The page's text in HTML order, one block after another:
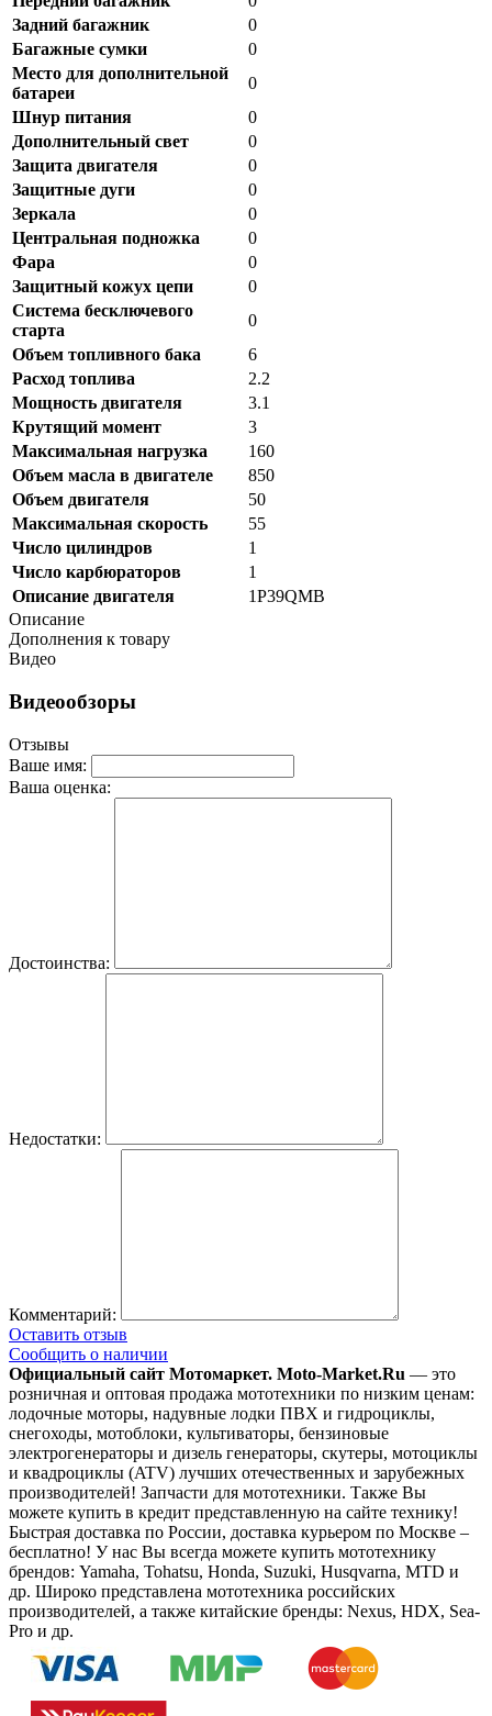
Задний багажник
0
Багажные сумки
0
Место для дополнительной
батареи
0
Шнур питания
0
Дополнительный свет
0
Защита двигателя
0
Защитные дуги
0
Зеркала
0
Центральная подножка
0
Фара
0
Защитный кожух цепи
0
Система бесключевого
старта
0
Объем топливного бака
6
Расход топлива
2.2
Мощность двигателя
3.1
Крутящий момент
3
Максимальная нагрузка
160
Объем масла в двигателе
850
Объем двигателя
50
Максимальная скорость
55
Число цилиндров
1
Число карбюраторов
1
Описание двигателя
1P39QMB
Описание
Дополнения к товару
Видео
Видеообзоры
Отзывы
Ваше имя:
Ваша оценка:
Достоинства:
Недостатки:
Комментарий:
Оставить отзыв
Сообщить о наличии
Официальный сайт Мотомаркет. Moto-Market.Ru — это
розничная и оптовая продажа мототехники по низким ценам:
лодочные моторы, надувные лодки ПВХ и гидроциклы,
снегоходы, мотоблоки, культиваторы, бензиновые
электрогенераторы и дизель генераторы, скутеры, мотоциклы
и квадроциклы (ATV) лучших отечественных и зарубежных
производителей! Запчасти для мототехники. Также Вы
можете купить в кредит представленную на сайте технику!
Быстрая доставка по России, доставка курьером по Москве –
бесплатно! У нас Вы всегда можете купить мототехнику
брендов: Yamaha, Tohatsu, Honda, Suzuki, Husqvarna, MTD и
др. Широко представлена мототехника российских
производителей, а также китайские бренды: Nexus, HDX, Sea-
Pro и др.